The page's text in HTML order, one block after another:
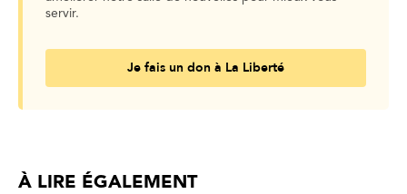
servir.
Je fais un don à La Liberté
À LIRE ÉGALEMENT